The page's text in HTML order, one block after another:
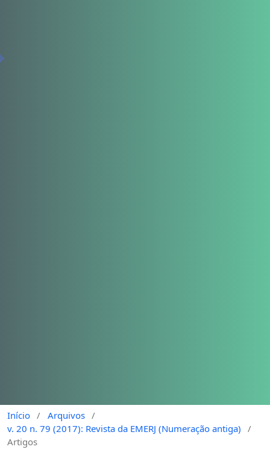
Início / Arquivos /
v. 20 n. 79 (2017): Revista da EMERJ (Numeração antiga)
/
Artigos